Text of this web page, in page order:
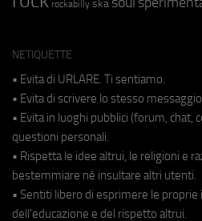
rockabilly ska
NETIQUETTE
• Evita di URLARE. Ti sentiamo.
• Evita di scrivere lo stesso
• Evita in luoghi pubblici (forum, chat,
questioni personali.
• Rispetta le idee altrui, le religioni e
bestemmiare né insultare altri utenti.
• Sentiti libero di esprimere le proprie
dell'educazione e del rispetto altrui.